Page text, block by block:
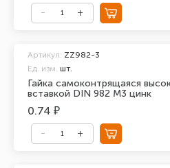
Гайка самоконтрящаяся
вставкой DIN 982 М3 цинк
Артикул: ZZ982-3
Ед. изм. шт.
0.74 ₽